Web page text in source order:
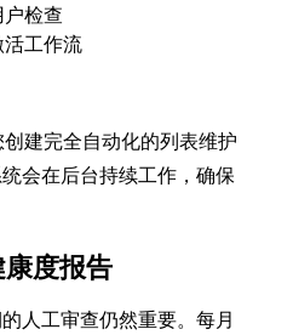
检查
工作流
建完全自动化的列表维护
会在后台持续工作，确保
度报告
人工审查仍然重要。每月